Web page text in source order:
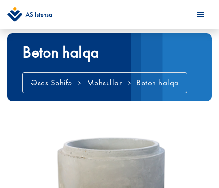
Beton halqa
Əsas Səhifə Məhsullar Beton halqa